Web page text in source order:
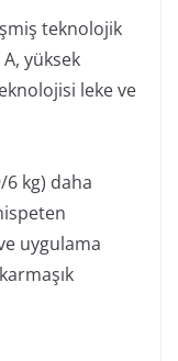
teknolojik
A, yüksek
leke ve
kg) daha
uygulama